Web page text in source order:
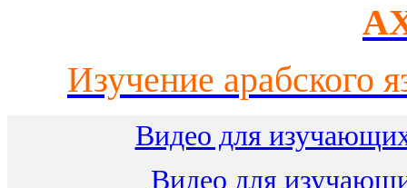
Изучение арабского
Видео для
Видео для